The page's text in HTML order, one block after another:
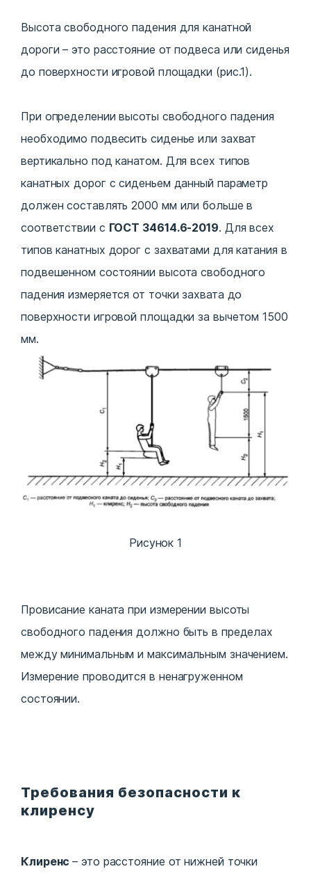
Высота свободного падения для канатной
дороги – это расстояние от подвеса или сиденья
до поверхности игровой площадки (рис.1).
При определении высоты свободного падения
необходимо подвесить сиденье или захват
вертикально под канатом. Для всех типов
канатных дорог с сиденьем данный параметр
должен составлять 2000 мм или больше в
соответствии с ГОСТ 34614.6-2019. Для всех
типов канатных дорог с захватами для катания в
подвешенном состоянии высота свободного
падения измеряется от точки захвата до
поверхности игровой площадки за вычетом 1500
мм.
Рисунок 1
Провисание каната при измерении высоты
свободного падения должно быть в пределах
между минимальным и максимальным значением.
Измерение проводится в ненагруженном
состоянии.
Требования безопасности к
клиренсу
Клиренс– это расстояние от нижней точки